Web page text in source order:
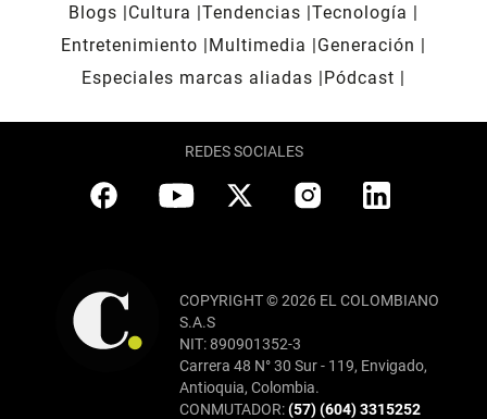
Blogs
Cultura Tendencias Tecnología
Entretenimiento
Multimedia
Generación
Especiales marcas aliadas
Pódcast
REDES SOCIALES
COPYRIGHT © 2026 EL COLOMBIANO
S.A.S
NIT: 890901352-3
Carrera 48 N° 30 Sur - 119, Envigado,
Antioquia, Colombia.
CONMUTADOR:(57) (604) 3315252